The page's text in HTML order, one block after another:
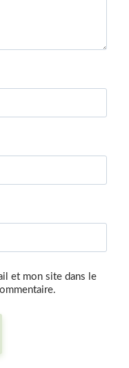
et mon site dans le